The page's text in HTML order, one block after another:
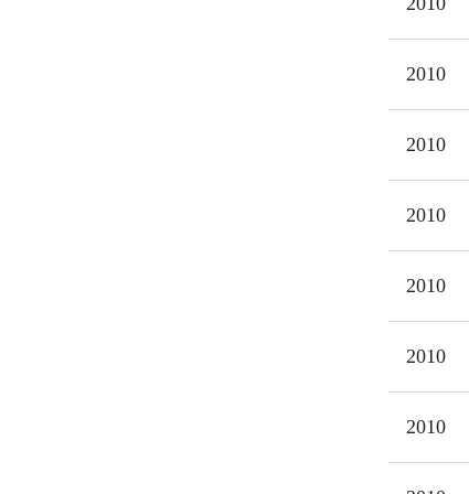
2010
2010
2010
2010
2010
2010